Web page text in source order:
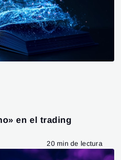
en el trading
20 min de lectura